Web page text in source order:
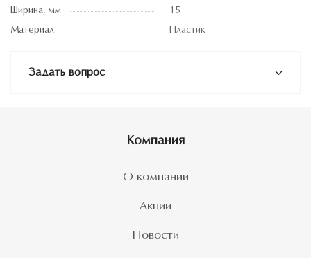
Ширина, мм
15
Материал
Пластик
Задать вопрос
Компания
О компании
Акции
Новости